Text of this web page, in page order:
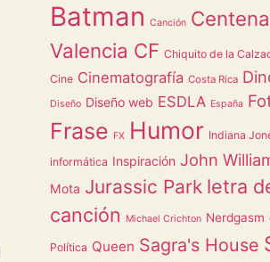
Batman Canción
Valencia CF Chiquito de la
Cine Cinematografía Costa Rica
Diseño Diseño web ESDLA España
Frase FX Humor Indiana
informática Inspiración John
Mota Jurassic Park letra
canción
Michael Crichton Nerdgasm
Política Queen Sagra's House